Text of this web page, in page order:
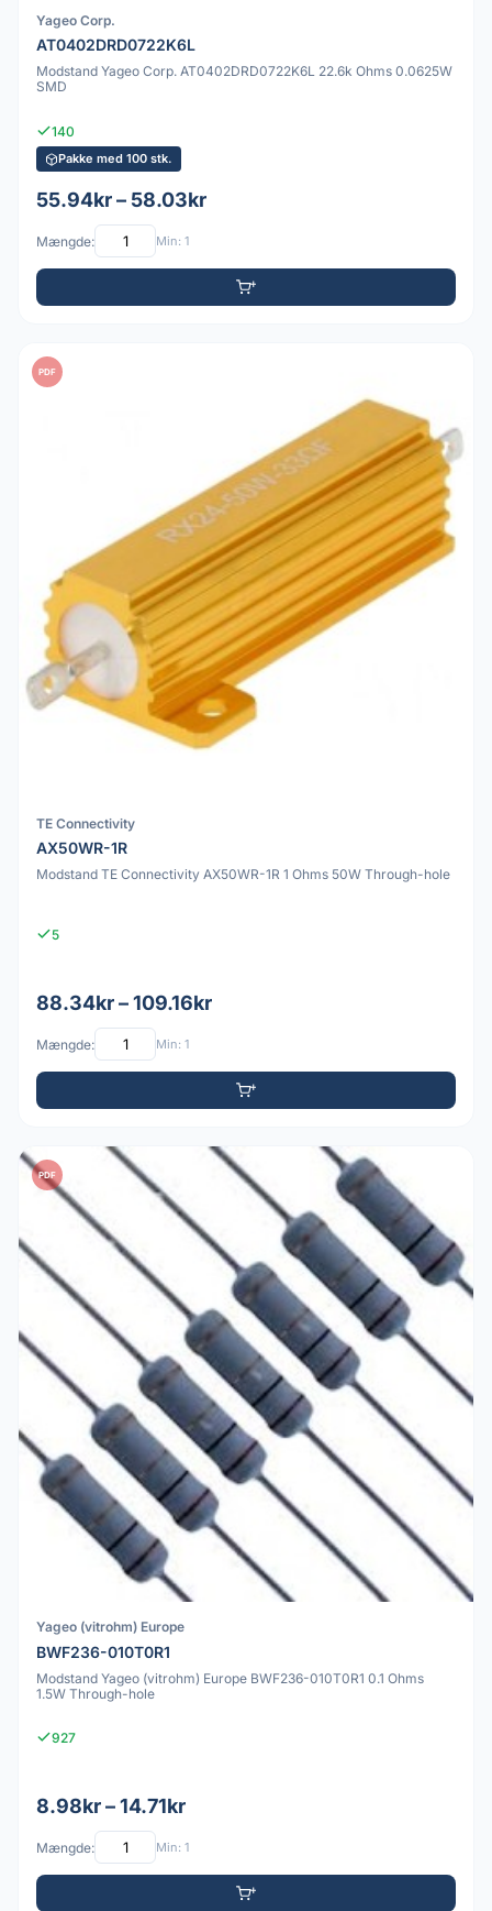
Yageo Corp.
AT0402DRD0722K6L
Modstand Yageo Corp. AT0402DRD0722K6L 22.6k Ohms 0.0625W
SMD
140
Pakke med 100 stk.
55.94kr – 58.03kr
Mængde: Min: 1
PDF
TE Connectivity
AX50WR-1R
Modstand TE Connectivity AX50WR-1R 1 Ohms 50W Through-hole
5
88.34kr – 109.16kr
Mængde: Min: 1
PDF
Yageo (vitrohm) Europe
BWF236-010T0R1
Modstand Yageo (vitrohm) Europe BWF236-010T0R1 0.1 Ohms
1.5W Through-hole
927
8.98kr – 14.71kr
Mængde: Min: 1